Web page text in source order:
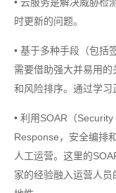
• 云服务是解决威胁检
时更新的问题。
• 基于多种手段（包括
需要借助强大并易用
和风险排序。通过学习
• 利用SOAR（
Response，安全编排
人工运营。这里的
家的经验融入运营人